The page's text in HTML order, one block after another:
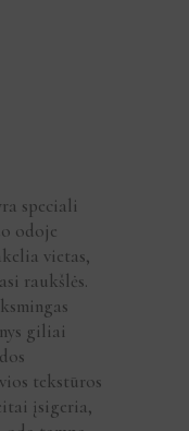
speciali
odoje
vietas,
raukšlės.
giliai
tekstūros
įsigeria,